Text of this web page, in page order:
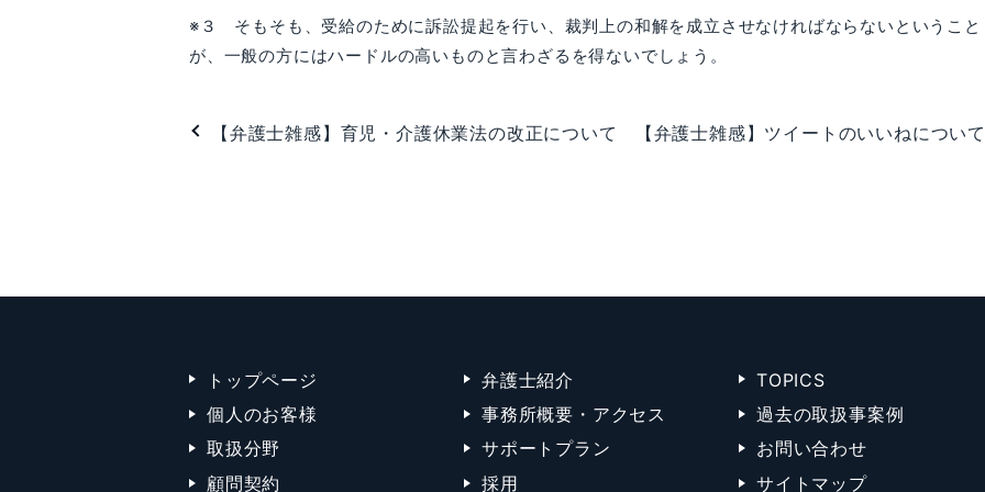
※３ そもそも、受給のために訴訟提起を行い、裁判上の和解を成立させなければならないということ
が、一般の方にはハードルの高いものと言わざるを得ないでしょう。
【弁護士雑感】育児・介護休業法の改正について 【弁護士雑感】ツイートのいいねについて
トップページ
個人のお客様
取扱分野
顧問契約
弁護士紹介
事務所概要・アクセス
サポートプラン
採用
TOPICS
過去の取扱事案例
お問い合わせ
サイトマップ